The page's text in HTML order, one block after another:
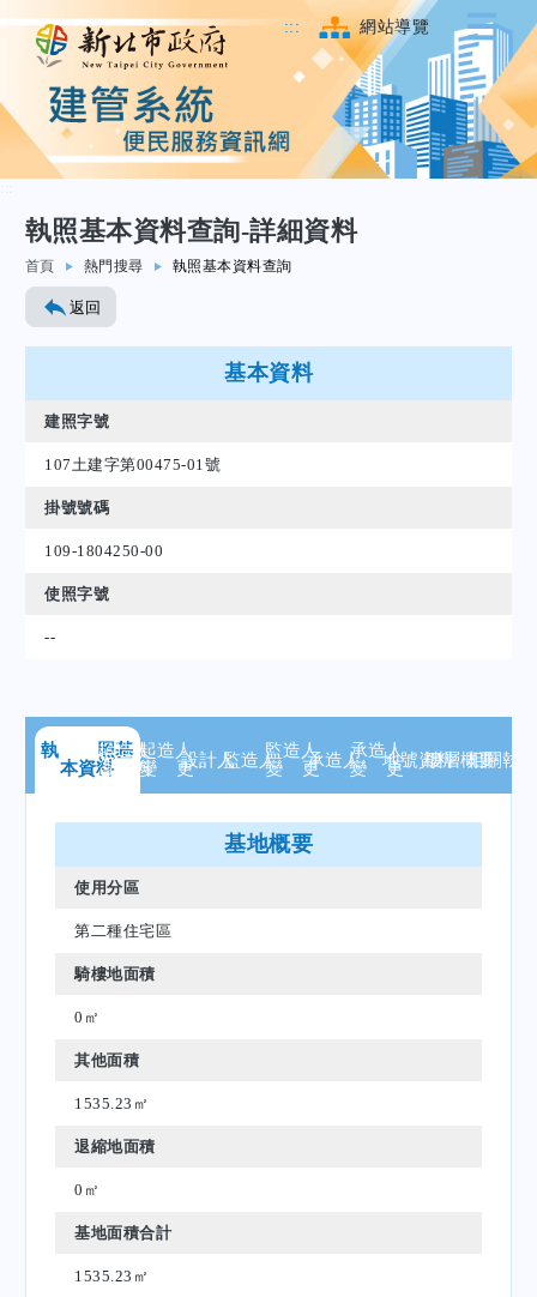
::: 網站導覽
跳至主要內容
執照基本資料查詢-詳細資料
首頁 熱門搜尋 執照基本資料查詢
返回
基本資料
建照字號
107土建字第00475-01號
掛號號碼
109-1804250-00
使照字號
--
執 照基
本資料
起造人
資 料
起造人
變 更設計人監造人監造人
變 更承造人承造人
變 更
地號資料
樓層概要
相關執
基地概要
使用分區
第二種住宅區
騎樓地面積
0㎡
其他面積
1535.23㎡
退縮地面積
0㎡
基地面積合計
1535.23㎡